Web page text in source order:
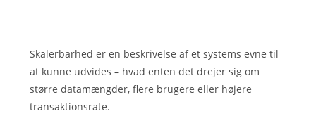
Skalerbarhed er en beskrivelse af et systems evne til
at kunne udvides – hvad enten det drejer sig om
større datamængder, flere brugere eller højere
transaktionsrate.